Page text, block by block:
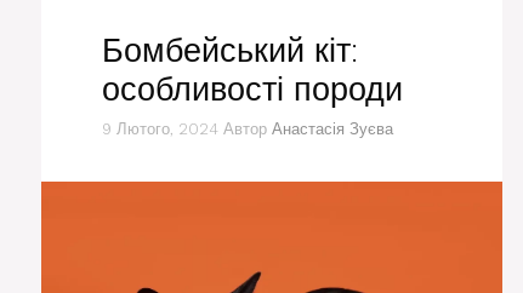
Бомбейський кіт:
особливості породи
9 Лютого, 2024 Автор Анастасія Зуєва